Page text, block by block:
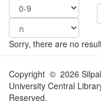
Sorry, there are no
Copyright © 2026
University Central
Reserved.